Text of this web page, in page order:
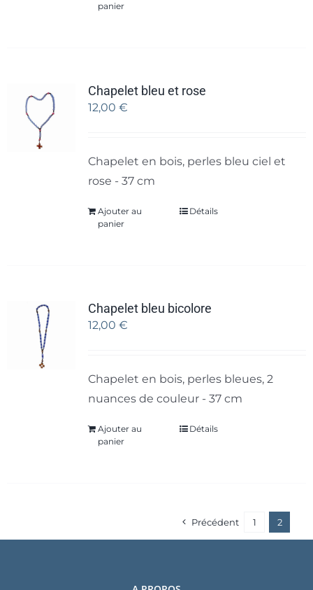
panier
Chapelet bleu et rose
12,00 €
Chapelet en bois, perles bleu ciel et
rose - 37 cm
Ajouter au
panier
Détails
Chapelet bleu bicolore
12,00 €
Chapelet en bois, perles bleues, 2
nuances de couleur - 37 cm
Ajouter au
panier
Détails
Précédent 1 2